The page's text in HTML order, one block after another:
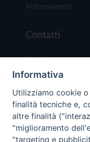
Abbonamenti
Contatti
Chi Siamo
Redazione
Scrivici
Informativa
Utilizziamo cookie
finalità tecniche e,
altre finalità
"miglioramento
"targeting e